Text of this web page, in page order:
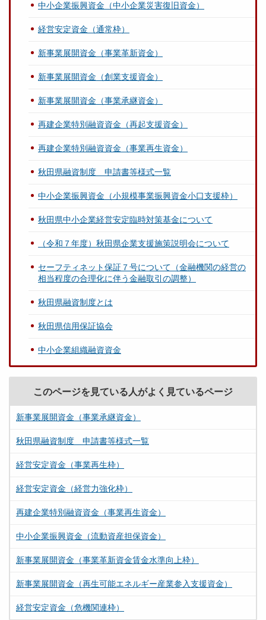
中小企業振興資金（中小企業災害復旧資金）
経営安定資金（通常枠）
新事業展開資金（事業革新資金）
新事業展開資金（創業支援資金）
新事業展開資金（事業承継資金）
再建企業特別融資資金（再起支援資金）
再建企業特別融資資金（事業再生資金）
秋田県融資制度 申請書等様式一覧
中小企業振興資金（小規模事業振興資金小口支援枠）
秋田県中小企業経営安定臨時対策基金について
（令和７年度）秋田県企業支援施策説明会について
セーフティネット保証７号について（金融機関の経営の
相当程度の合理化に伴う金融取引の調整）
秋田県融資制度とは
秋田県信用保証協会
中小企業組織融資資金
このページを見ている人がよく見ているページ
新事業展開資金（事業承継資金）
秋田県融資制度 申請書等様式一覧
経営安定資金（事業再生枠）
経営安定資金（経営力強化枠）
再建企業特別融資資金（事業再生資金）
中小企業振興資金（流動資産担保資金）
新事業展開資金（事業革新資金賃金水準向上枠）
新事業展開資金（再生可能エネルギー産業参入支援資金）
経営安定資金（危機関連枠）